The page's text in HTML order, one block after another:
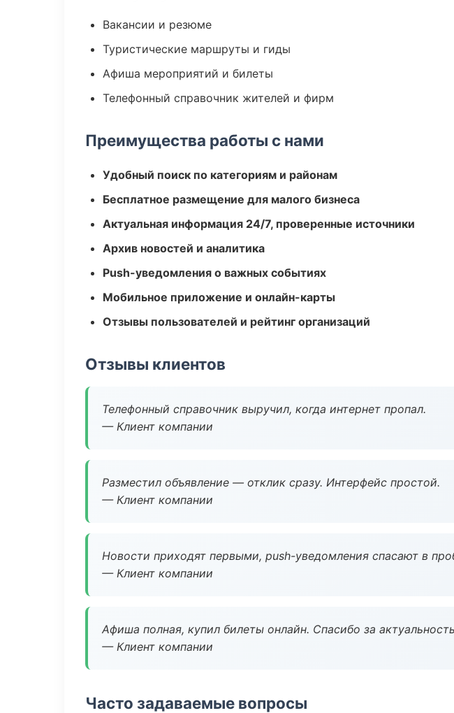
Вакансии и резюме
Туристические маршруты и гиды
Афиша мероприятий и билеты
Телефонный справочник жителей и фирм
Преимущества работы с нами
Удобный поиск по категориям и районам
Бесплатное размещение для малого бизнеса
Актуальная информация 24/7, проверенные источники
Архив новостей и аналитика
Push-уведомления о важных событиях
Мобильное приложение и онлайн-карты
Отзывы пользователей и рейтинг организаций
Отзывы клиентов
Телефонный справочник выручил, когда интернет пропал.
— Клиент компании
Разместил объявление — отклик сразу. Интерфейс простой.
— Клиент компании
Новости приходят первыми, push-уведомления спасают в
— Клиент компании
Афиша полная, купил билеты онлайн. Спасибо за
— Клиент компании
Часто задаваемые вопросы